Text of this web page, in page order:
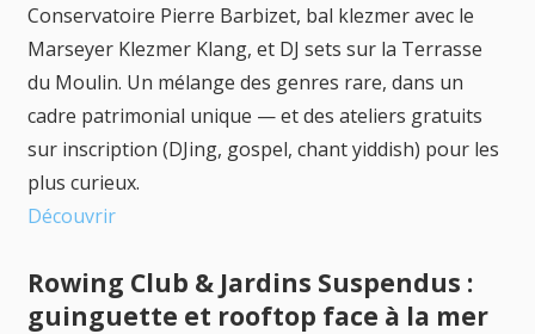
Conservatoire Pierre Barbizet, bal klezmer avec le
Marseyer Klezmer Klang, et DJ sets sur la Terrasse
du Moulin. Un mélange des genres rare, dans un
cadre patrimonial unique — et des ateliers gratuits
sur inscription (DJing, gospel, chant yiddish) pour les
plus curieux.
Découvrir
Rowing Club & Jardins Suspendus :
guinguette et rooftop face à la mer